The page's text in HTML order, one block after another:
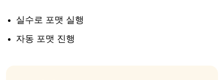
실수로 포맷 실행
자동 포맷 진행